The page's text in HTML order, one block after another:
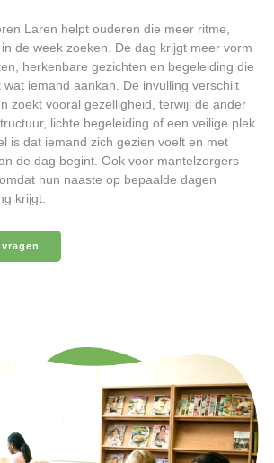
Laren helpt ouderen die meer ritme,
de week zoeken. De dag krijgt meer vorm
herkenbare gezichten en begeleiding die
iemand aankan. De invulling verschilt
zoekt vooral gezelligheid, terwijl de ander
lichte begeleiding of een veilige plek
is dat iemand zich gezien voelt en met
de dag begint. Ook voor mantelzorgers
hun naaste op bepaalde dagen
krijgt.